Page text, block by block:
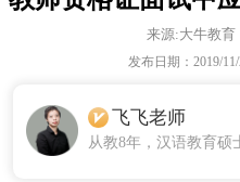
来源:大牛教育
发布日期：2019/
飞飞老师
从教8年，汉语教育硕